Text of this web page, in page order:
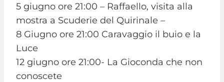
5 giugno ore 21:00 – Raffaello, visita alla
mostra a Scuderie del Quirinale –
8 Giugno ore 21:00 Caravaggio il buio e la
Luce
12 giugno ore 21:00- La Gioconda che non
conoscete